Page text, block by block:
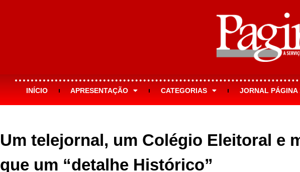
INÍCIO APRESENTAÇÃO CATEGORIAS JORNAL PÁGINA
Um telejornal, um Colégio Eleitoral e
que um “detalhe Histórico”